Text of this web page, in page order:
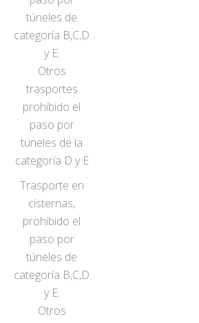
túneles de
categoría B,C,D
y E.
Otros
trasportes
prohibido el
paso por
túneles de la
categoría D y E
Trasporte en
cisternas,
prohibido el
paso por
túneles de
categoría B,C,D
y E.
Otros